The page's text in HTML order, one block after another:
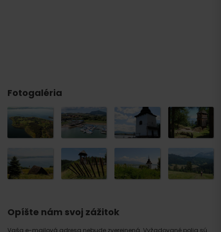
Fotogaléria
Opíšte nám svoj zážitok
Vaša e-mailová adresa nebude zverejnená. Vyžadované polia sú